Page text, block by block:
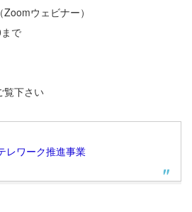
ウェビナー）
で
覧下さい
レワーク推進事業​